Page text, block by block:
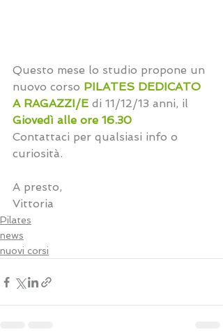
Questo mese lo studio propone un
nuovo corso PILATES DEDICATO
A RAGAZZI/E di 11/12/13 anni, il
Giovedì alle ore 16.30
Contattaci per qualsiasi info o
curiosità.
A presto,
Vittoria
Pilates
news
nuovi corsi